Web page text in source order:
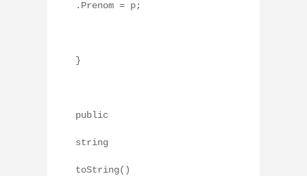
.Prenom = p;
}
public
string
toString()